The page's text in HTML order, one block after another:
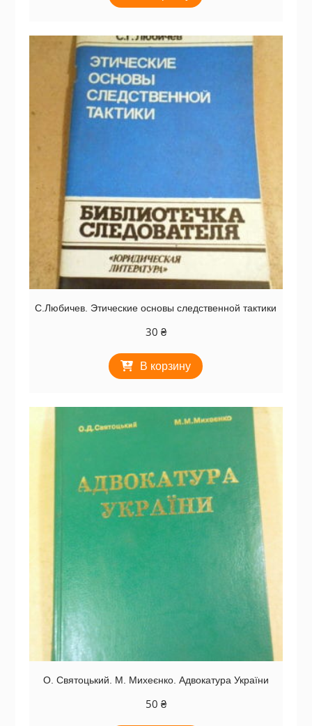
С.Любичев. Этические основы следственной тактики
30 ₴
В корзину
О. Святоцький. М. Михеєнко. Адвокатура України
50 ₴